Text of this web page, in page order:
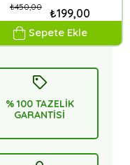
₺199,00
₺450,00
Sepete Ekle
% 100 TAZELİK
GARANTİSİ